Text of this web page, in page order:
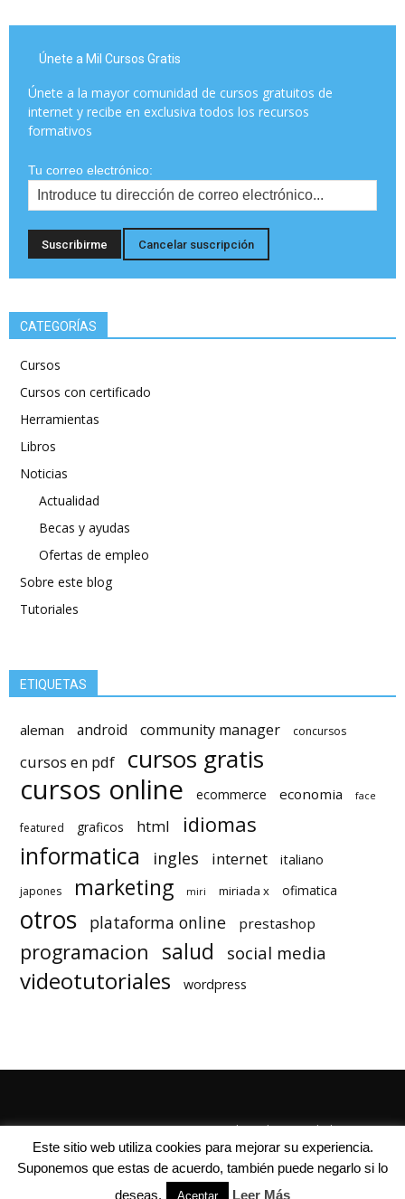
Únete a Mil Cursos Gratis
Únete a la mayor comunidad de cursos gratuitos de
internet y recibe en exclusiva todos los recursos
formativos
Tu correo electrónico:
CATEGORÍAS
Cursos
Cursos con certificado
Herramientas
Libros
Noticias
Actualidad
Becas y ayudas
Ofertas de empleo
Sobre este blog
Tutoriales
ETIQUETAS
aleman android community manager concursos
cursos en pdf cursos gratis
cursos online ecommerce economia face
featured graficos html idiomas
informatica ingles internet italiano
japones marketing miri miriada x ofimatica
otros plataforma online prestashop
programacion salud social media
videotutoriales wordpress
Quienes Somos Autores Politica de Privacidad
Este sitio web utiliza cookies para mejorar su experiencia.
Suponemos que estas de acuerdo, también puede negarlo si lo
deseas.
Aceptar Leer Más